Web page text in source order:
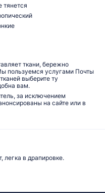
тянется
ткани, бережно
пользуемся услугами Почты
выберите ту
вам.
за исключением
на сайте или в
легка в драпировке.